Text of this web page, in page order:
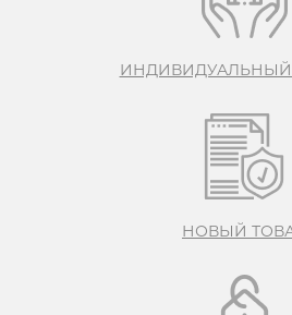
НОВЫЙ